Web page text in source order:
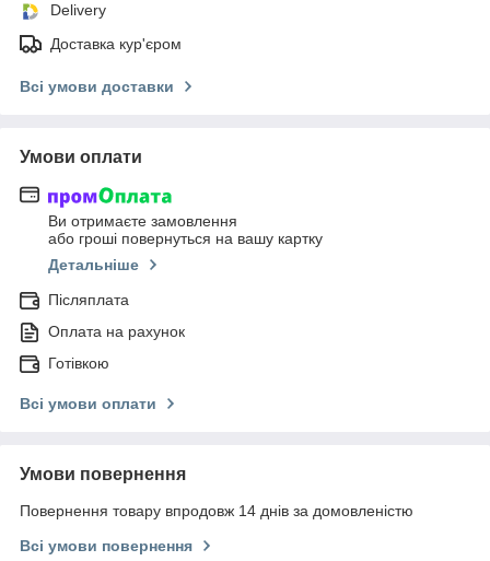
Delivery
Доставка кур'єром
Всі умови доставки
Умови оплати
Ви отримаєте замовлення
або гроші повернуться на вашу картку
Детальніше
Післяплата
Оплата на рахунок
Готівкою
Всі умови оплати
Умови повернення
Повернення товару впродовж 14 днів за домовленістю
Всі умови повернення